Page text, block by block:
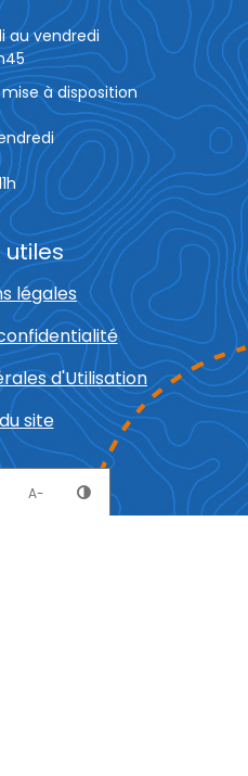
par mail
Agrandir le texte
A- Réduire le texte
Changer le
au vendredi
à disposition
utiles
légales
d'Utilisation
site